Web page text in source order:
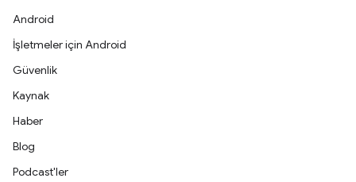
Android
İşletmeler için Android
Güvenlik
Kaynak
Haber
Blog
Podcast'ler